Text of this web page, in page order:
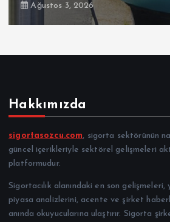
Temmuz 30, 2026
Hakkımızda
sigortasozcu.com, sigorta sektörünün
güncel içerikleriyle sektörel gelişmeleri
platformudur.
Sigortacılık alanındaki en son
piyasa analizlerini, acente ve şirket
anında okuyucularına ulaştırır. Sigorta